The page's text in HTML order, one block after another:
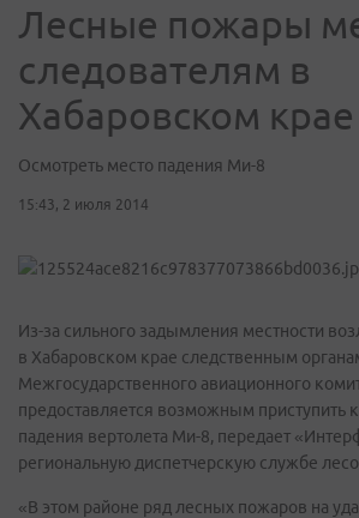
Лесные пожары
следователям в
Хабаровском крае
Осмотреть место падения Ми-8
15:43, 2 июля 2014
Из-за сильного задымления местности
в Хабаровском крае следственным
Межгосударственного авиационного
предоставляется возможным приступить
падения вертолета Ми-8, передает
региональную диспетчерскую службе
«В этом районе ряд лесных пожаров на